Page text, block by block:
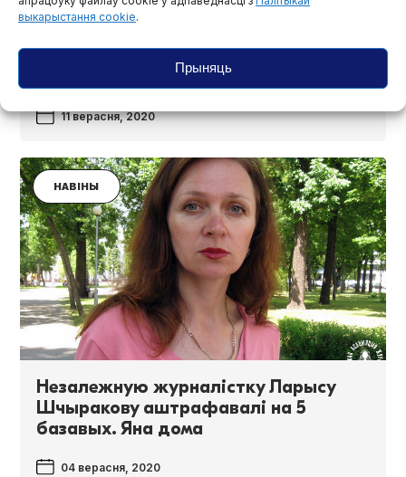
выкарыстання cookie.
Прыняць
Ларысу Шчыракову
11 верасня, 2020
НАВІНЫ
Незалежную журналістку Ларысу
Шчыракову аштрафавалі на 5
базавых. Яна дома
04 верасня, 2020